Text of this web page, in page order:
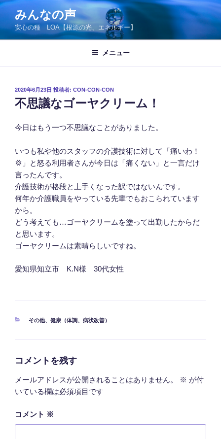
コ
テ
ン
へ
みんなの声
安心の種 LOA【根源の光、エネルギー】
メニュー
投
稿
日:
2020年6月23日 投稿者: CON-CON-CON
不思議なゴーヤクリーム！
今日はもう一つ不思議なことがありました。
いつも私や他のスタッフの介護技術に対して「痛いわ！
💢」と怒る利用者さんが今日は「痛くない」と一言だけ
言ったんです。
介護技術が格段と上手くなった訳ではないんです。
何年か介護職員をやっている先輩でもおこられています
から。
どう考えても…ゴーヤクリームを塗って出勤したからだ
と思います。
ゴーヤクリームは素晴らしいですね。
愛知県知立市 K.N様 30代女性
カ
その他、 健康（体調、病状改善）
コメントを残す
メールアドレスが公開されることはありません。 ※ が付
いている欄は必須項目です
コメント ※